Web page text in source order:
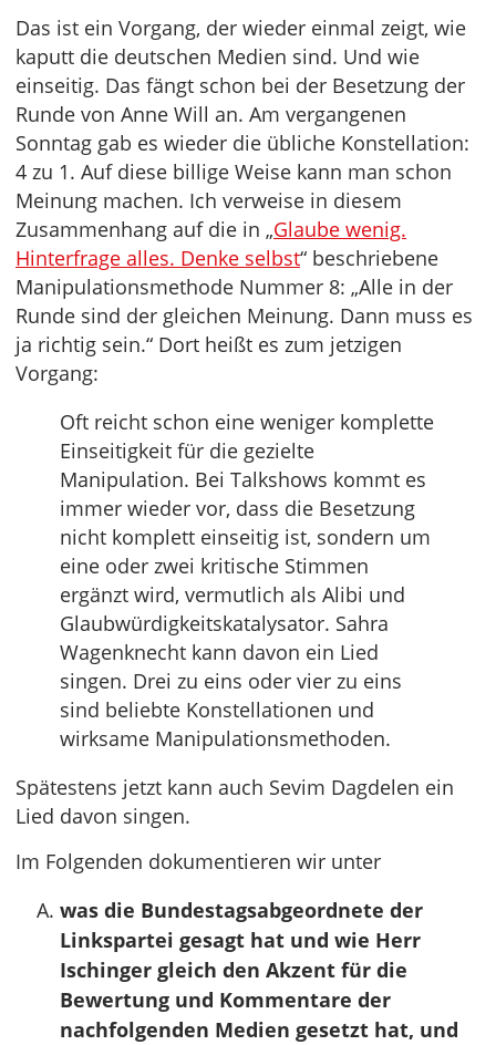
Das ist ein Vorgang, der wieder einmal zeigt, wie
kaputt die deutschen Medien sind. Und wie
einseitig. Das fängt schon bei der Besetzung der
Runde von Anne Will an. Am vergangenen
Sonntag gab es wieder die übliche Konstellation:
4 zu 1. Auf diese billige Weise kann man schon
Meinung machen. Ich verweise in diesem
Zusammenhang auf die in „Glaube wenig.
Hinterfrage alles. Denke selbst“ beschriebene
Manipulationsmethode Nummer 8: „Alle in der
Runde sind der gleichen Meinung. Dann muss es
ja richtig sein.“ Dort heißt es zum jetzigen
Vorgang:
Oft reicht schon eine weniger komplette
Einseitigkeit für die gezielte
Manipulation. Bei Talkshows kommt es
immer wieder vor, dass die Besetzung
nicht komplett einseitig ist, sondern um
eine oder zwei kritische Stimmen
ergänzt wird, vermutlich als Alibi und
Glaubwürdigkeitskatalysator. Sahra
Wagenknecht kann davon ein Lied
singen. Drei zu eins oder vier zu eins
sind beliebte Konstellationen und
wirksame Manipulationsmethoden.
Spätestens jetzt kann auch Sevim Dagdelen ein
Lied davon singen.
Im Folgenden dokumentieren wir unter
was die Bundestagsabgeordnete der
Linkspartei gesagt hat und wie Herr
Ischinger gleich den Akzent für die
Bewertung und Kommentare der
nachfolgenden Medien gesetzt hat, und